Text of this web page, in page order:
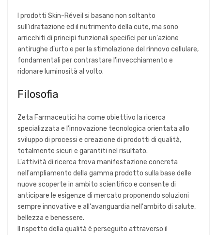
I prodotti Skin-Réveil si basano non soltanto
sull'idratazione ed il nutrimento della cute, ma sono
arricchiti di principi funzionali specifici per un'azione
antirughe d'urto e per la stimolazione del rinnovo cellulare,
fondamentali per contrastare l'invecchiamento e
ridonare luminosità al volto.
Filosofia
Zeta Farmaceutici ha come obiettivo la ricerca
specializzata e l'innovazione tecnologica orientata allo
sviluppo di processi e creazione di prodotti di qualità,
totalmente sicuri e garantiti nel risultato.
L'attività di ricerca trova manifestazione concreta
nell'ampliamento della gamma prodotto sulla base delle
nuove scoperte in ambito scientifico e consente di
anticipare le esigenze di mercato proponendo soluzioni
sempre innovative e all'avanguardia nell'ambito di salute,
bellezza e benessere.
Il rispetto della qualità è perseguito attraverso il